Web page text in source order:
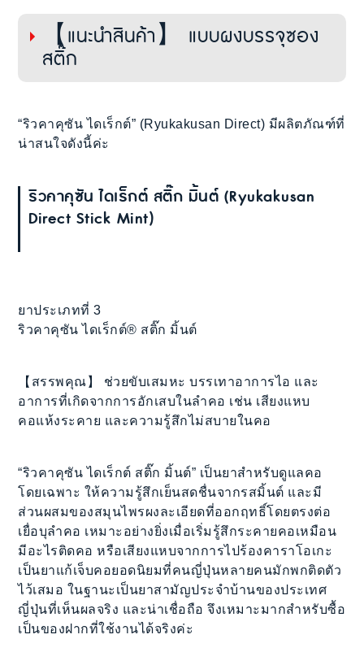
【แนะนำสินค้า】 แบบผงบรรจุซอง
สติ๊ก
“ริวคาคุซัน ไดเร็กต์” (Ryukakusan Direct) มีผลิตภัณฑ์ที่
น่าสนใจดังนี้ค่ะ
ริวคาคุซัน ไดเร็กต์ สติ๊ก มิ้นต์ (Ryukakusan
Direct Stick Mint)
ยาประเภทที่ 3
ริวคาคุซัน ไดเร็กต์® สติ๊ก มิ้นต์
【สรรพคุณ】 ช่วยขับเสมหะ บรรเทาอาการไอ และ
อาการที่เกิดจากการอักเสบในลำคอ เช่น เสียงแหบ
คอแห้งระคาย และความรู้สึกไม่สบายในคอ
“ริวคาคุซัน ไดเร็กต์ สติ๊ก มิ้นต์” เป็นยาสำหรับดูแลคอ
โดยเฉพาะ ให้ความรู้สึกเย็นสดชื่นจากรสมิ้นต์ และมี
ส่วนผสมของสมุนไพรผงละเอียดที่ออกฤทธิ์โดยตรงต่อ
เยื่อบุลำคอ เหมาะอย่างยิ่งเมื่อเริ่มรู้สึกระคายคอเหมือน
มีอะไรติดคอ หรือเสียงแหบจากการไปร้องคาราโอเกะ
เป็นยาแก้เจ็บคอยอดนิยมที่คนญี่ปุ่นหลายคนมักพกติดตัว
ไว้เสมอ ในฐานะเป็นยาสามัญประจำบ้านของประเทศ
ญี่ปุ่นที่เห็นผลจริง และน่าเชื่อถือ จึงเหมาะมากสำหรับซื้อ
เป็นของฝากที่ใช้งานได้จริงค่ะ